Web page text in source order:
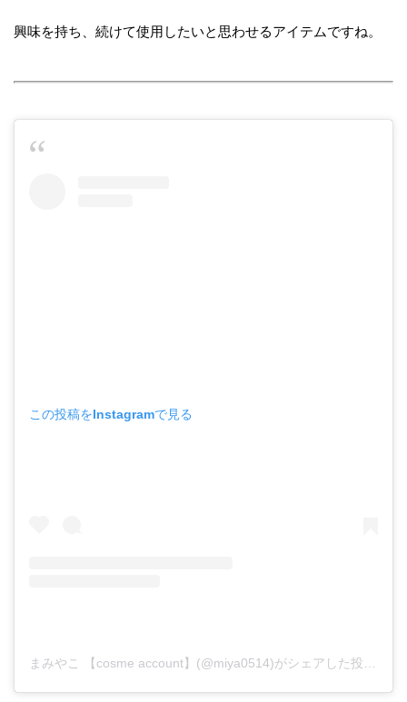
興味を持ち、続けて使用したいと思わせるアイテムですね。
この投稿をInstagramで見る